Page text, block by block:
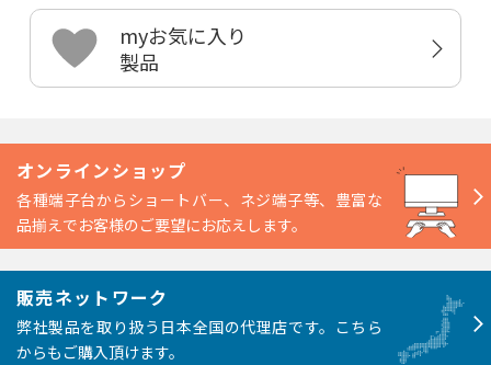
myお気に入り
製品
オンラインショップ
各種端子台からショートバー、ネジ端子等、豊富な
品揃えでお客様のご要望にお応えします。
販売ネットワーク
弊社製品を取り扱う日本全国の代理店です。こちら
からもご購入頂けます。